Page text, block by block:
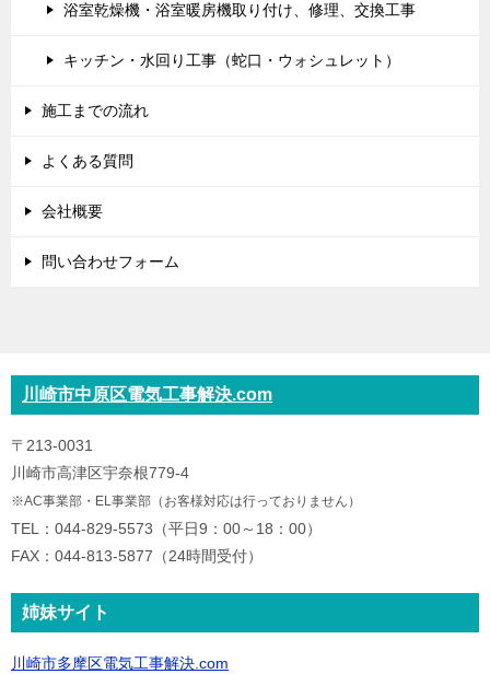
浴室乾燥機・浴室暖房機取り付け、修理、交換工事
キッチン・水回り工事（蛇口・ウォシュレット）
施工までの流れ
よくある質問
会社概要
問い合わせフォーム
川崎市中原区電気工事解決.com
〒213-0031
川崎市高津区宇奈根779-4
※AC事業部・EL事業部（お客様対応は行っておりません）
TEL：044-829-5573（平日9：00～18：00）
FAX：044-813-5877（24時間受付）
姉妹サイト
川崎市多摩区電気工事解決.com